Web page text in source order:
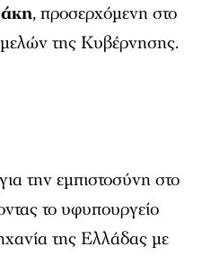
, προσερχόμενη στο
της Kυβέρνησης.
την εμπιστοσύνη στο
το υφυπουργείο
της Ελλάδας με